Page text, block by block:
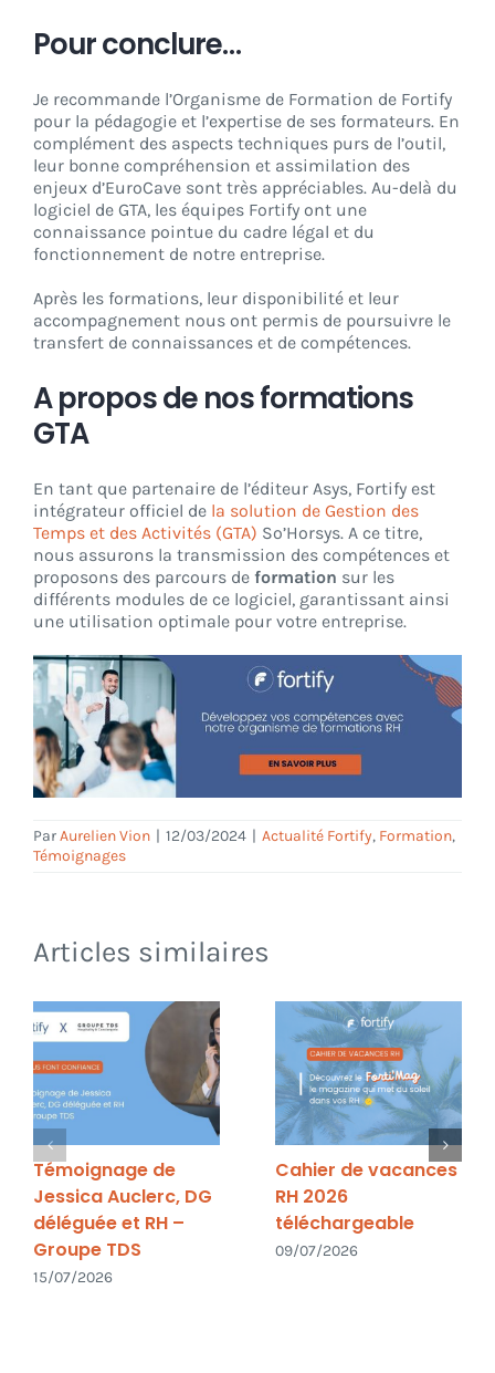
Pour conclure…
Je recommande l’Organisme de Formation de Fortify
pour la pédagogie et l’expertise de ses formateurs. En
complément des aspects techniques purs de l’outil,
leur bonne compréhension et assimilation des
enjeux d’EuroCave sont très appréciables. Au-delà du
logiciel de GTA, les équipes Fortify ont une
connaissance pointue du cadre légal et du
fonctionnement de notre entreprise.
Après les formations, leur disponibilité et leur
accompagnement nous ont permis de poursuivre le
transfert de connaissances et de compétences.
A propos de nos formations
GTA
En tant que partenaire de l’éditeur Asys, Fortify est
intégrateur officiel de la solution de Gestion des
Temps et des Activités (GTA) So’Horsys. A ce titre,
nous assurons la transmission des compétences et
proposons des parcours de formation sur les
différents modules de ce logiciel, garantissant ainsi
une utilisation optimale pour votre entreprise.
ParAurelien Vion | 12/03/2024 | Actualité Fortify, Formation,
Témoignages
Articles similaires
Témoignage de
Jessica Auclerc, DG
déléguée et RH –
Groupe TDS
15/07/2026
Cahier de vacances
RH 2026
téléchargeable
09/07/2026